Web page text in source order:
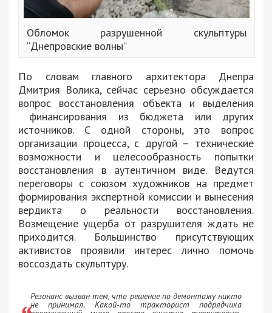
Обломок разрушенной скульптуры
“Днепровские волны”
По словам главного архитектора Днепра
Дмитрия Волика, сейчас серьезно обсуждается
вопрос восстановления объекта и выделения
финансирования из бюджета или других
источников. С одной стороны, это вопрос
организации процесса, с другой – технические
возможности и целесообразность попытки
восстановления в аутентичном виде. Ведутся
переговоры с союзом художников на предмет
формирования экспертной комиссии и вынесения
вердикта о реальности восстановления.
Возмещение ущерба от разрушителя ждать не
приходится. Большинство присутствующих
активистов проявили интерес лично помочь
воссоздать скульптуру.
Резонанс вызван тем, что решение по демонтажу никто
не принимал. Какой-то тракторист подрядчика